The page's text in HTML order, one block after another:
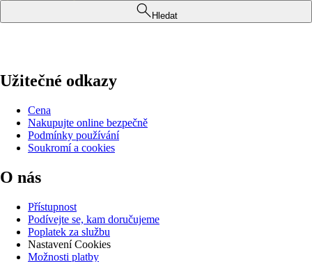
Hledat
Užitečné odkazy
Cena
Nakupujte online bezpečně
Podmínky používání
Soukromí a cookies
O nás
Přístupnost
Podívejte se, kam doručujeme
Poplatek za službu
Nastavení Cookies
Možnosti platby